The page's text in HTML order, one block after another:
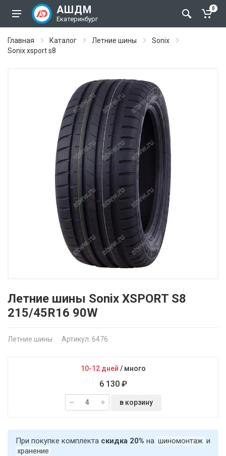
АШДМ
Екатеринбург
0
Главная Каталог Летние шины
Sonix
Sonix xsport s8
Летние шины Sonix XSPORT S8
215/45R16 90W
Летние шины Артикул: 6476
10-12 дней / много
6 130 ₽
в корзину
При покупке комплекта скидка 20% на шиномонтаж и
хранение